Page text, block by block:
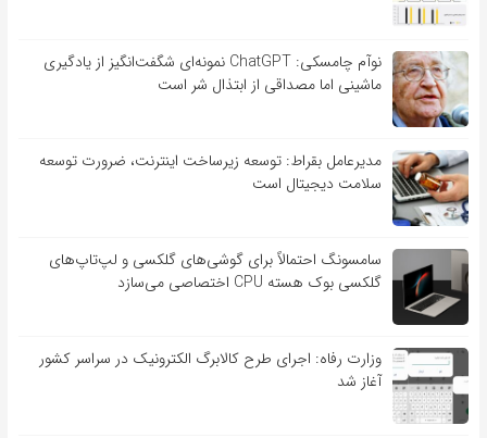
نوآم چامسکی: ChatGPT نمونه‌ای شگفت‌انگیز از یادگیری
ماشینی اما مصداقی از ابتذال شر است
مدیرعامل بقراط: توسعه زیرساخت اینترنت، ضرورت توسعه
سلامت دیجیتال است
سامسونگ احتمالاً برای گوشی‌های گلکسی و لپ‌تاپ‌های
گلکسی بوک هسته CPU اختصاصی می‌سازد
وزارت رفاه: اجرای طرح کالابرگ الکترونیک در سراسر کشور
آغاز شد